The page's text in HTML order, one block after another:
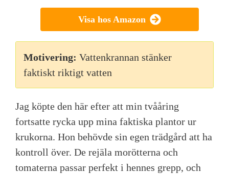
Visa hos Amazon
Motivering: Vattenkrannan stänker
faktiskt riktigt vatten
Jag köpte den här efter att min tvååring
fortsatte rycka upp mina faktiska plantor ur
krukorna. Hon behövde sin egen trädgård att ha
kontroll över. De rejäla morötterna och
tomaterna passar perfekt i hennes grepp, och